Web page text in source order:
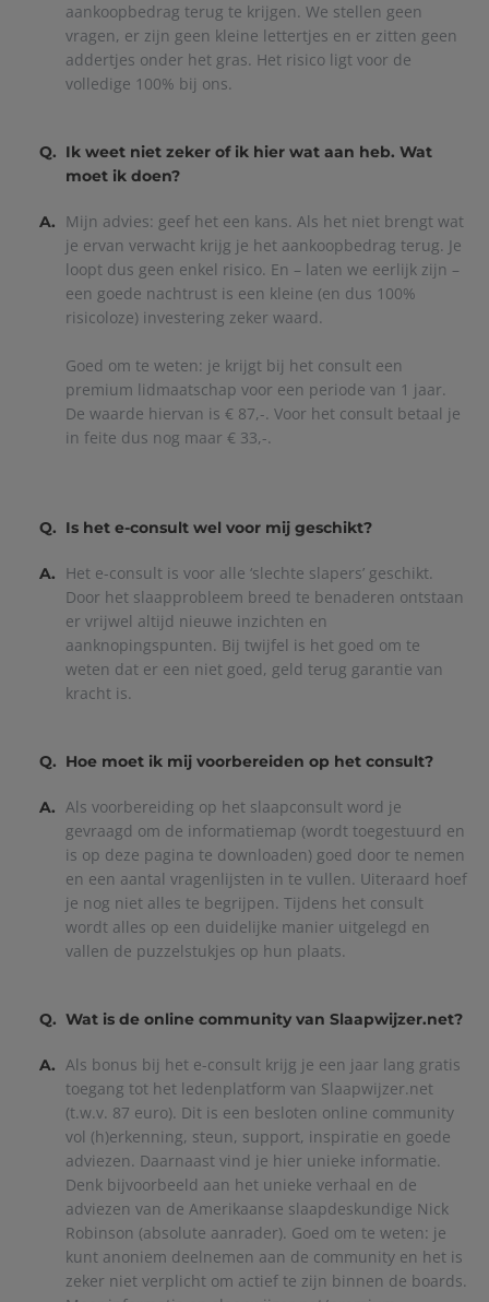
aankoopbedrag terug te krijgen. We stellen geen
vragen, er zijn geen kleine lettertjes en er zitten geen
addertjes onder het gras. Het risico ligt voor de
volledige 100% bij ons.
Q. Ik weet niet zeker of ik hier wat aan heb. Wat
moet ik doen?
A.
Mijn advies: geef het een kans. Als het niet brengt wat
je ervan verwacht krijg je het aankoopbedrag terug. Je
loopt dus geen enkel risico. En – laten we eerlijk zijn –
een goede nachtrust is een kleine (en dus 100%
risicoloze) investering zeker waard.
Goed om te weten: je krijgt bij het consult een
premium lidmaatschap voor een periode van 1 jaar.
De waarde hiervan is € 87,-. Voor het consult betaal je
in feite dus nog maar € 33,-.
Q. Is het e-consult wel voor mij geschikt?
A.
Het e-consult is voor alle ‘slechte slapers’ geschikt.
Door het slaapprobleem breed te benaderen ontstaan
er vrijwel altijd nieuwe inzichten en
aanknopingspunten. Bij twijfel is het goed om te
weten dat er een niet goed, geld terug garantie van
kracht is.
Q. Hoe moet ik mij voorbereiden op het consult?
A. Als voorbereiding op het slaapconsult word je
gevraagd om de informatiemap (wordt toegestuurd en
is op deze pagina te downloaden) goed door te nemen
en een aantal vragenlijsten in te vullen. Uiteraard hoef
je nog niet alles te begrijpen. Tijdens het consult
wordt alles op een duidelijke manier uitgelegd en
vallen de puzzelstukjes op hun plaats.
Q. Wat is de online community van Slaapwijzer.net?
A. Als bonus bij het e-consult krijg je een jaar lang gratis
toegang tot het ledenplatform van Slaapwijzer.net
(t.w.v. 87 euro). Dit is een besloten online community
vol (h)erkenning, steun, support, inspiratie en goede
adviezen. Daarnaast vind je hier unieke informatie.
Denk bijvoorbeeld aan het unieke verhaal en de
adviezen van de Amerikaanse slaapdeskundige Nick
Robinson (absolute aanrader). Goed om te weten: je
kunt anoniem deelnemen aan de community en het is
zeker niet verplicht om actief te zijn binnen de boards.